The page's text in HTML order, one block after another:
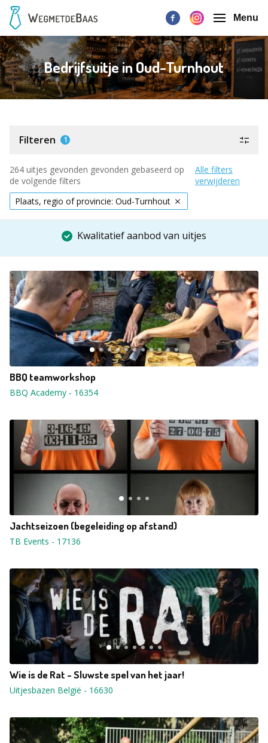
Menu
Bedrijfsuitje in Oud-Turnhout
Filteren 1
264 uitjes gevonden gevonden gebaseerd op
de volgende filters
Alle filters
verwijderen
Plaats, regio of provincie: Oud-Turnhout
Kwalitatief aanbod van uitjes
BBQ teamworkshop
BBQ Academy - 16354
Jachtseizoen (begeleiding op afstand)
TB Events - 17136
Wie is de Rat - Sluwste spel van het jaar!
Uitjesbazen België - 16630